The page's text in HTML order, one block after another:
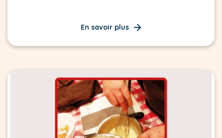
En savoir plus